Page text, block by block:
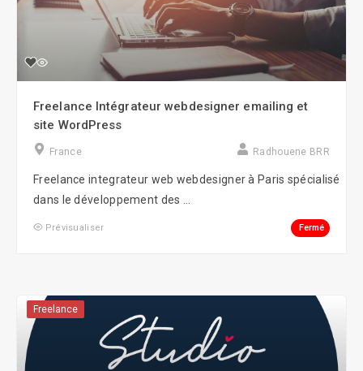
Freelance Intégrateur webdesigner emailing et
site WordPress
France Radhouene BRR
Freelance integrateur web webdesigner à Paris spécialisé
dans le développement des ...
Prévisualiser Fermé
Freelance